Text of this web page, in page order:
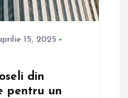
15, 2025
din
pentru un